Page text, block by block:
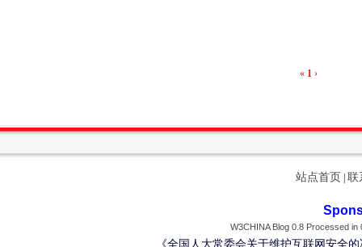
« 1 ›
站点首页 联
W3CHINA Blog 0.8 Processed
《全国人大常委会关于维护互联网安全